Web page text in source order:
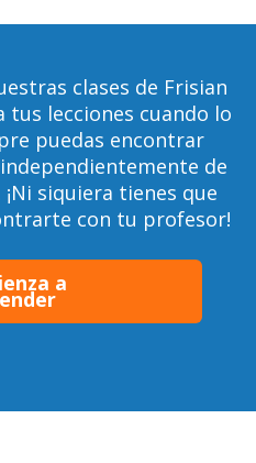
clases de Frisian
tus lecciones cuando lo
puedas encontrar
de
siquiera tienes que
con tu profesor!
a